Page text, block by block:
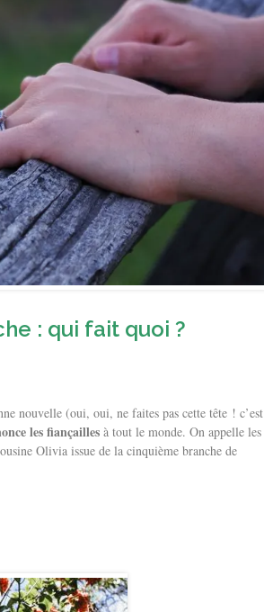
: qui fait quoi ?
nouvelle (oui, oui, ne faites pas cette tête ! c’est
les fiançailles à tout le monde. On appelle les
Olivia issue de la cinquième branche de